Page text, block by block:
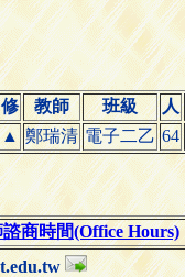
修 教師 班級 人
▲ 鄭瑞清 電子二乙 64
商時間(Office Hours)